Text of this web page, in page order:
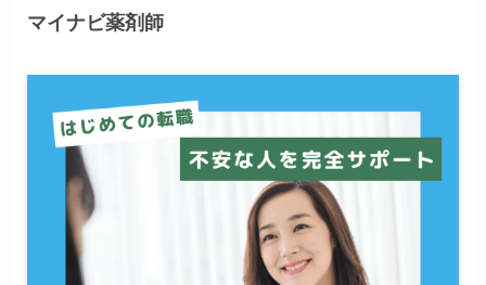
マイナビ薬剤師